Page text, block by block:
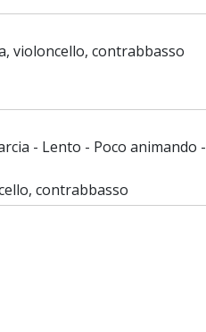
violoncello, contrabbasso
- Lento - Poco animando -
contrabbasso